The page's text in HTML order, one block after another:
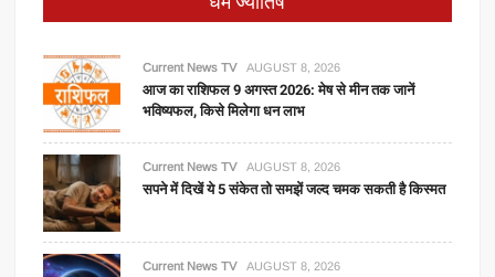
Current News TV AUGUST 8, 2026
आज का राशिफल 9 अगस्त 2026: मेष से मीन तक जानें
भविष्यफल, किसे मिलेगा धन लाभ
Current News TV AUGUST 8, 2026
सपने में दिखें ये 5 संकेत तो समझें जल्द चमक सकती है किस्मत
Current News TV AUGUST 8, 2026